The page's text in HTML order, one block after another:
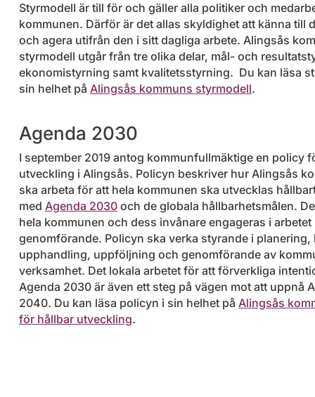
Styrmodell är till för och gäller alla politiker och
kommunen. Därför är det allas skyldighet att känna till
och agera utifrån den i sitt dagliga arbete. Alingsås
styrmodell utgår från tre olika delar, mål- och
ekonomistyrning samt kvalitetsstyrning. Du kan läsa
sin helhet på Alingsås kommuns styrmodell.
Agenda 2030
I september 2019 antog kommunfullmäktige en policy
utveckling i Alingsås. Policyn beskriver hur Alingsås
ska arbeta för att hela kommunen ska utvecklas
med Agenda 2030och de globala hållbarhetsmålen.
hela kommunen och dess invånare engageras i
genomförande. Policyn ska verka styrande i
upphandling, uppföljning och genomförande av
verksamhet. Det lokala arbetet för att förverkliga
Agenda 2030 är även ett steg på vägen mot att uppnå
2040. Du kan läsa policyn i sin helhet på Alingsås
för hållbar utveckling.